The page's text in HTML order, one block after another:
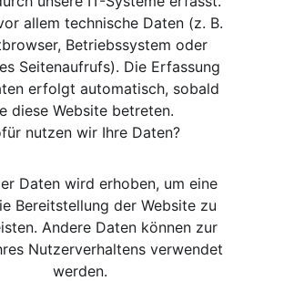
allem technische Daten (z. B.
Betriebssystem oder
Seitenaufrufs). Die Erfassung
erfolgt automatisch, sobald
diese Website betreten.
nutzen wir Ihre Daten?
Daten wird erhoben, um eine
Bereitstellung der Website zu
Andere Daten können zur
Nutzerverhaltens verwendet
werden.